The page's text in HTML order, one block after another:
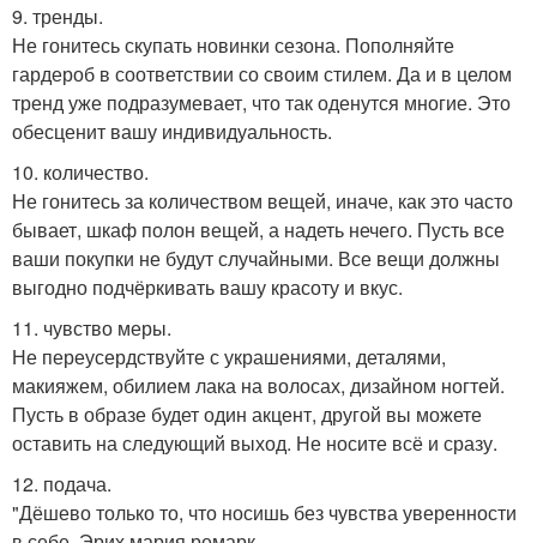
9. тренды.
Не гонитесь скупать новинки сезона. Пополняйте
гардероб в соответствии со своим стилем. Да и в целом
тренд уже подразумевает, что так оденутся многие. Это
обесценит вашу индивидуальность.
10. количество.
Не гонитесь за количеством вещей, иначе, как это часто
бывает, шкаф полон вещей, а надеть нечего. Пусть все
ваши покупки не будут случайными. Все вещи должны
выгодно подчёркивать вашу красоту и вкус.
11. чувство меры.
Не переусердствуйте с украшениями, деталями,
макияжем, обилием лака на волосах, дизайном ногтей.
Пусть в образе будет один акцент, другой вы можете
оставить на следующий выход. Не носите всё и сразу.
12. подача.
"Дёшево только то, что носишь без чувства уверенности